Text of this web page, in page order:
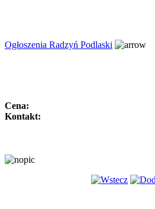
Ogłoszenia Radzyń Podlaski
Cena:
Kontakt: